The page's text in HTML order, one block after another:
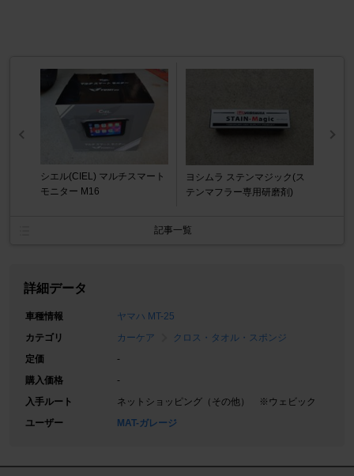
シエル(CIEL) マルチスマート
モニター M16
ヨシムラ ステンマジック(ス
テンマフラー専用研磨剤)
記事一覧
詳細データ
車種情報
ヤマハ MT-25
カテゴリ
カーケア
クロス・タオル・スポンジ
定価
-
購入価格
-
入手ルート
ネットショッピング（その他） ※ウェビック
ユーザー
MAT-ガレージ